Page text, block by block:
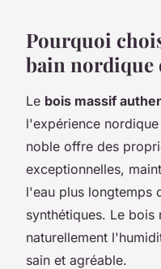
Pourquoi
bain nordique
Le bois massif
l'expérience
noble offre des
exceptionnelles,
l'eau plus longtemps
synthétiques. Le bois
naturellement
sain et agréable.